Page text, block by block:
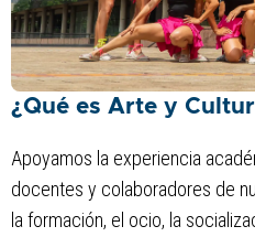
¿Qué es Arte y
Apoyamos la experiencia
docentes y colaboradores de
la formación, el ocio, la